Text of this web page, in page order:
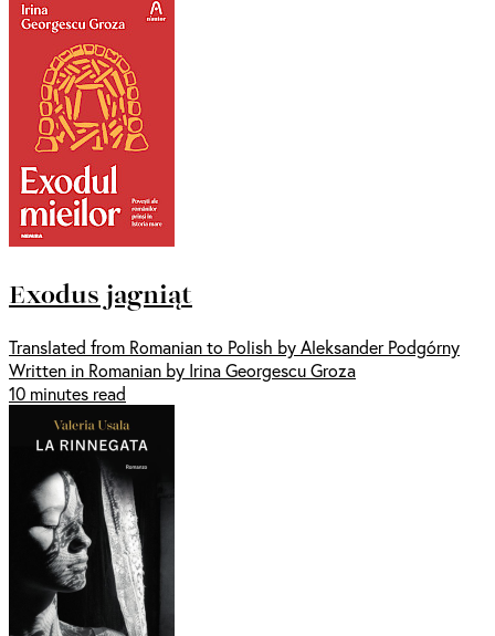
Exodus jagniąt
Translated from Romanian to Polish by Aleksander Podgórny
Written in Romanian by Irina Georgescu Groza
10 minutes read